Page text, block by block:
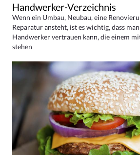
Handwerker-Verzeichnis
Wenn ein Umbau, Neubau, eine
Reparatur ansteht, ist es wichtig, dass
Handwerker vertrauen kann, die einem
stehen